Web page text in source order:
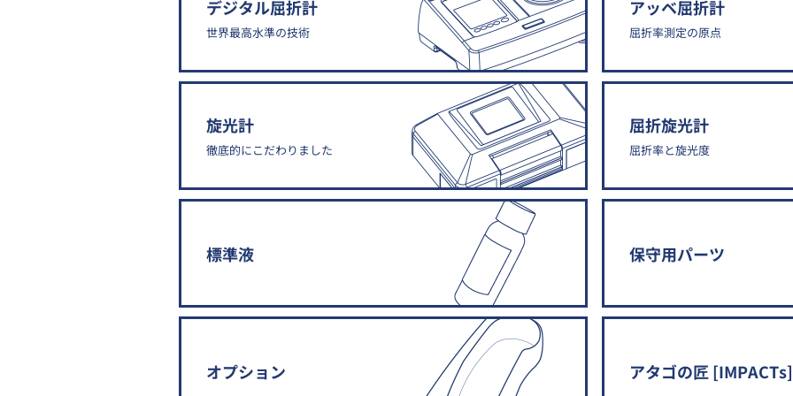
デジタル屈折計
世界最高水準の技術
アッベ屈折計
屈折率測定の原点
旋光計
徹底的にこだわりました
屈折旋光計
屈折率と旋光度
標準液 保守用パーツ
オプション アタゴの匠 [IMPACTs]